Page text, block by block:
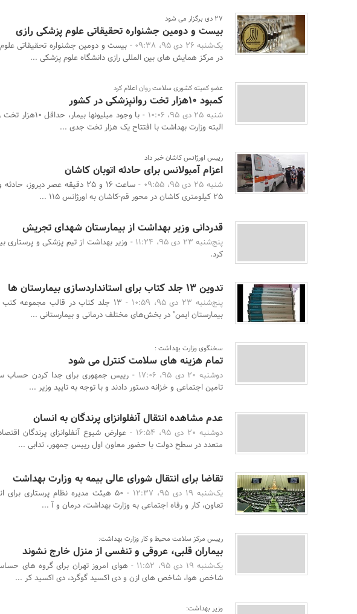
27 دی برگزار می شود
بیست و دومین جشنواره تحقیقاتی علوم پزشکی رازی
یک‌شنبه 26 دی 95، 09:38 -
در مرکز همایش های بین المللی رازی دانشگاه علوم پزشکی ...
عضو کمیته کشوری سلامت روان اعلام کرد
کمبود 10هزار تخت روانپزشکی در کشور
شنبه 25 دی 95، 10:06 -
با وجود میلیونها
البته وزارت بهداشت با افتتاح یک هزار تخت جدی ...
رییس اورژانس کاشان خبر داد
اعزام آمبولانس برای حادثه اتوبان کاشان
شنبه 25 دی 95، 09:55 -
ساعت 16 و 25 دقیقه عصر
25 کیلومتری کاشان در محور قم-کاشان به اورژانس 115 ...
قدردانی وزیر بهداشت از بیمارستان شهدای تجریش
پنج‌شنبه 23 دی 95، 11:24 -
وزیر بهداشت از تیم پزشکی و پرستاری
کرد.
تدوین 13 جلد کتاب برای استانداردسازی بیمارستان ها
پنج‌شنبه 23 دی 95، 10:59 -
13 جلد کتاب در قالب مجموعه کتب
بیمارستان ایمن" در بخش‌های مختلف درمانی و بیمارستانی ...
سخنگوی وزارت بهداشت :
تمام هزینه های سلامت کنترل می شود
دوشنبه 20 دی 95، 17:06 -
رییس جمهوری برای جدا کردن حساب
تامین اجتماعی و خزانه دستور دادند و با توجه به تایید وزیر ...
عدم مشاهده انتقال آنفلوانزای پرندگان‌ به انسان
دوشنبه 20 دی 95، 16:54 -
عوارض شیوع آنفلوانزای پرندگان
متعدد در سطح دولت با حضور معاون اول رییس جمهور، تدابی ...
تقاضا برای انتقال شورای عالی بیمه به وزارت بهداشت
یک‌شنبه 19 دی 95، 12:37 -
50 هیئت مدیره نظام پرستاری برای
تعاون، کار و رفاه اجتماعی به وزارت بهداشت، درمان و آ ...
رییس مرکز سلامت محیط و کار وزارت بهداشت:
بیماران قلبی، عروقی و تنفسی از منزل خارج نشوند
یک‌شنبه 19 دی 95، 11:52 -
هوای امروز تهران برای گروه های
شاخص هوا، شاخص های ازن و دی اکسید گوگرد، دی اکسید کر ...
وزیر بهداشت: